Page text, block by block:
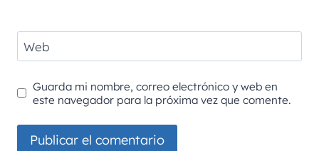
Web
Guarda mi nombre, correo electrónico y web en
este navegador para la próxima vez que comente.